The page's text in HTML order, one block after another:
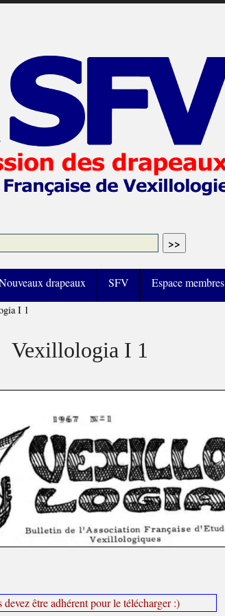
drapeaux SFV Espace membres
I 1
Vexillologia I 1
devez être adhérent pour le télécharger :)